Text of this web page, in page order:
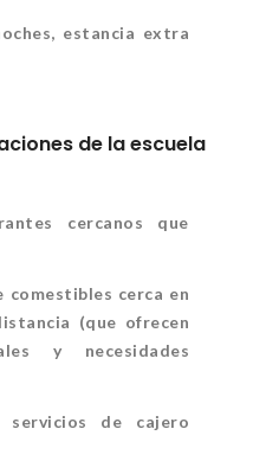
estancia extra
de la escuela
cercanos que
comestibles cerca en
(que ofrecen
y necesidades
servicios de cajero